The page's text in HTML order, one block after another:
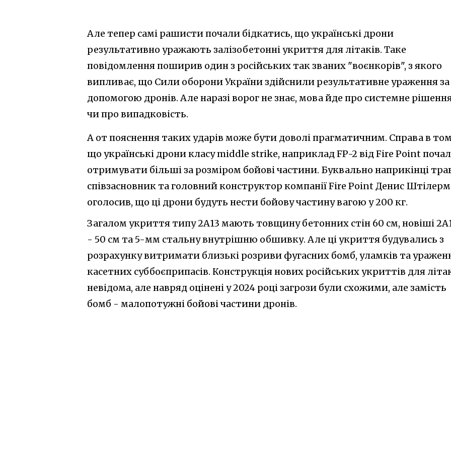
Але тепер самі рашисти почали бідкатись, що українські дрони
результативно уражають залізобетонні укриття для літаків. Таке
повідомлення поширив один з російських так званих "воєнкорів", з якого
випливає, що Сили оборони України здійснили результативне ураження за
допомогою дронів. Але наразі ворог не знає, мова йде про системне
чи про випадковість.
А от пояснення таких ударів може бути доволі прагматичним. Справа в
що українські дрони класу middle strike, наприклад FP-2 від Fire Point
отримувати більші за розміром бойові частини. Буквально наприкінці
співзасновник та головний конструктор компанії Fire Point Денис
оголосив, що ці дрони будуть нести бойову частину вагою у 200 кг.
Загалом укриття типу 2А13 мають товщину бетонних стін 60 см, новіші
- 50 см та 5-мм стальну внутрішню обшивку. Але ці укриття будувались з
розрахунку витримати близькі розриви фугасних бомб, уламків та
касетних суббоєприпасів. Конструкція нових російських укриттів для
невідома, але навряд оцінені у 2024 році загрози були схожими, але замість
бомб - малопотужні бойові частини дронів.